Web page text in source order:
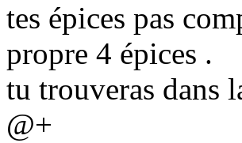
tes épices pas
propre 4 épices .
tu trouveras dans
@+